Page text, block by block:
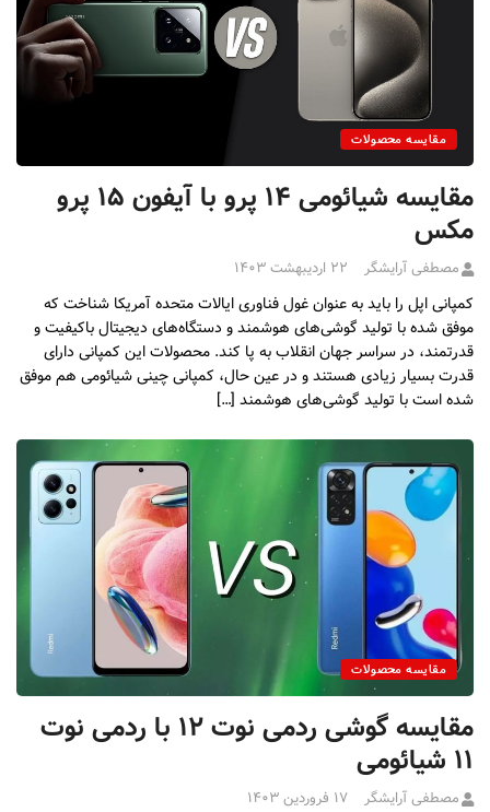
مقایسه محصولات
مقایسه شیائومی ۱۴ پرو با آیفون ۱۵ پرو
مکس
مصطفی آرایشگر ۲۲ اردیبهشت ۱۴۰۳
کمپانی اپل را باید به عنوان غول فناوری ایالات متحده آمریکا شناخت که
موفق شده با تولید گوشی‌های هوشمند و دستگاه‌های دیجیتال باکیفیت و
قدرتمند، در سراسر جهان انقلاب به پا کند. محصولات این کمپانی دارای
قدرت بسیار زیادی هستند و در عین حال، کمپانی چینی شیائومی هم موفق
شده است با تولید گوشی‌های هوشمند […]
مقایسه محصولات
مقایسه گوشی ردمی نوت ۱۲ با ردمی نوت
۱۱ شیائومی
مصطفی آرایشگر ۱۷ فروردین ۱۴۰۳